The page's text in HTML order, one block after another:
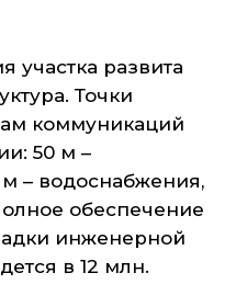
участка развита
Точки
коммуникаций
50 м –
м – водоснабжения,
обеспечение
инженерной
в 12 млн.